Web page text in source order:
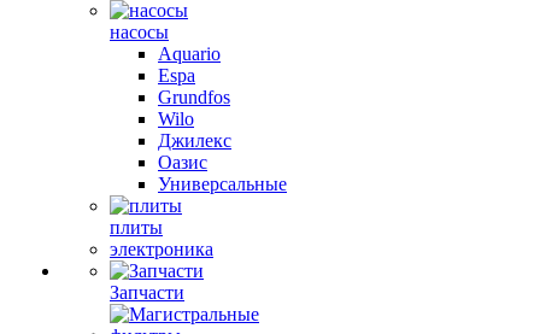
насосы
Aquario
Espa
Grundfos
Wilo
Джилекс
Оазис
Универсальные
плиты
электроника
Запчасти